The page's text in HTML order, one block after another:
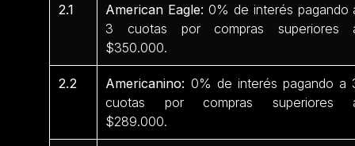
2.1 American Eagle: 0% de interés pagando
3 cuotas por compras superiores
$350.000.
2.2 Americanino: 0% de interés pagando a
cuotas por compras superiores
$289.000.